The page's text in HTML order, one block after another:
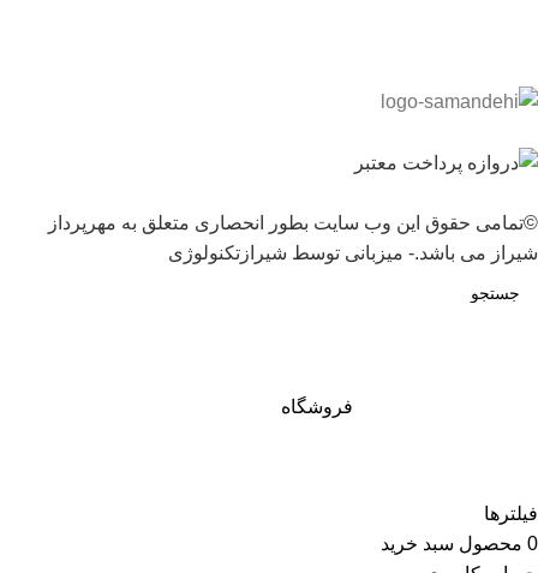
©تمامی حقوق این وب سایت بطور انحصاری متعلق به مهرپرداز
شیراز می باشد.- میزبانی توسط شیرازتکنولوژی
فروشگاه
فیلترها
0 محصول سبد خرید